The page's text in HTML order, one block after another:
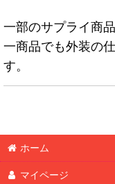
一部のサプライ商
一商品でも外装の
す。
ホーム
マイページ